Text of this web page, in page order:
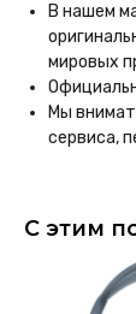
В нашем
мировых
Мы
сервиса,
С этим
Instagram*
ВКонтакте
*Принадлежит
запрещённой на
MAX